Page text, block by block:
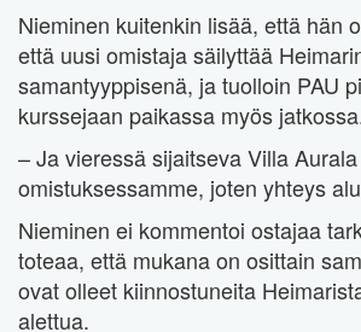
Nieminen kuitenkin lisää, että hän
että uusi omistaja säilyttää
samantyyppisenä, ja tuolloin PAU
kurssejaan paikassa myös
– Ja vieressä sijaitseva Villa
omistuksessamme, joten yhteys
Nieminen ei kommentoi ostajaa
toteaa, että mukana on osittain
ovat olleet kiinnostuneita
alettua.